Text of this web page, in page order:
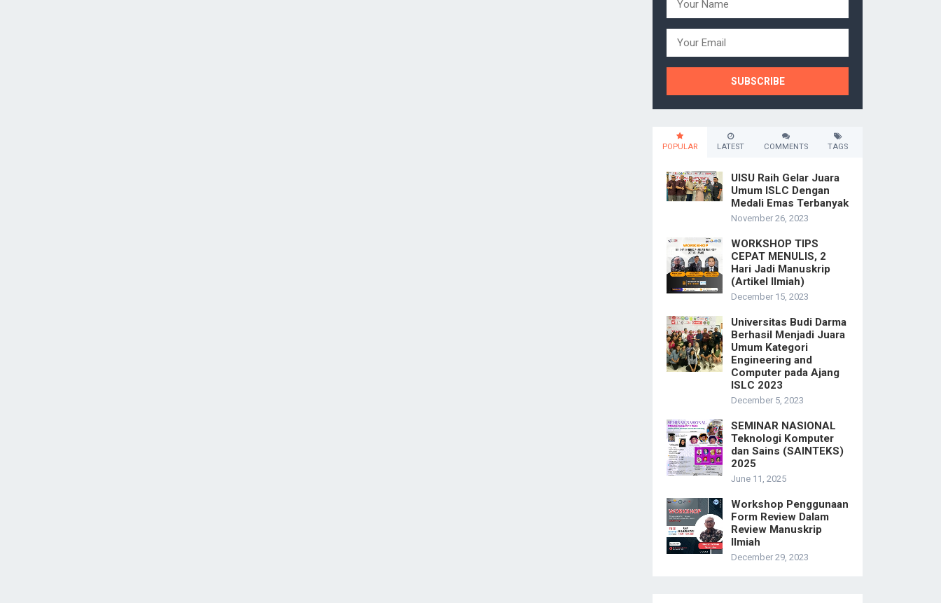
POPULAR LATEST COMMENTS TAGS
UISU Raih Gelar Juara
Umum ISLC Dengan
Medali Emas Terbanyak
November 26, 2023
WORKSHOP TIPS
CEPAT MENULIS, 2
Hari Jadi Manuskrip
(Artikel Ilmiah)
December 15, 2023
Universitas Budi Darma
Berhasil Menjadi Juara
Umum Kategori
Engineering and
Computer pada Ajang
ISLC 2023
December 5, 2023
SEMINAR NASIONAL
Teknologi Komputer
dan Sains (SAINTEKS)
2025
June 11, 2025
Workshop Penggunaan
Form Review Dalam
Review Manuskrip
Ilmiah
December 29, 2023